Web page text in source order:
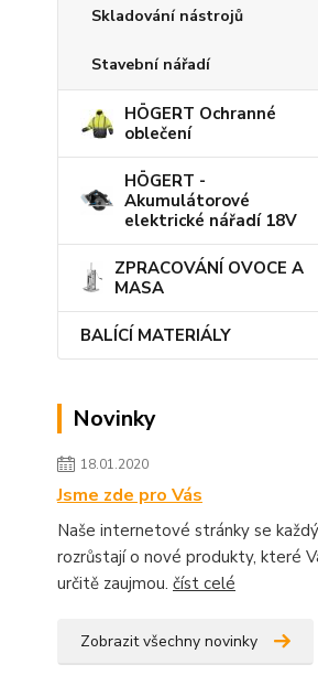
Skladování nástrojů
Stavební nářadí
HÖGERT Ochranné
oblečení
HÖGERT -
Akumulátorové
elektrické nářadí 18V
ZPRACOVÁNÍ OVOCE A
MASA
BALÍCÍ MATERIÁLY
Novinky
18.01.2020
Jsme zde pro Vás
Naše internetové stránky se
rozrůstají o nové produkty, které
určitě zaujmou. číst celé
Zobrazit všechny novinky